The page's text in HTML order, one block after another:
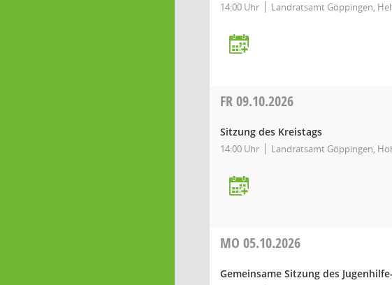
14:00 Uhr Landratsamt Göppingen,
FR09.10.2026
Sitzung des Kreistags
14:00 Uhr Landratsamt Göppingen,
MO 05.10.2026
Gemeinsame Sitzung des